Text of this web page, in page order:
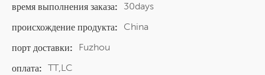
время выполнения заказа:
30days
происхождение продукта:
China
порт доставки:
Fuzhou
оплата: TT,LC